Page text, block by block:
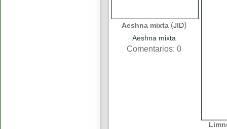
Aeshna mixta (JID)
Aeshna mixta
Comentarios: 0